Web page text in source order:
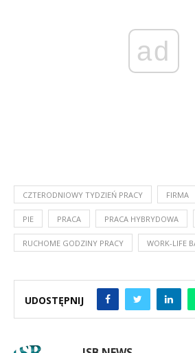
ad
CZTERODNIOWY TYDZIEŃ PRACY FIRMA
PIE PRACA PRACA HYBRYDOWA
RUCHOME GODZINY PRACY WORK-LIFE
UDOSTĘPNIJ